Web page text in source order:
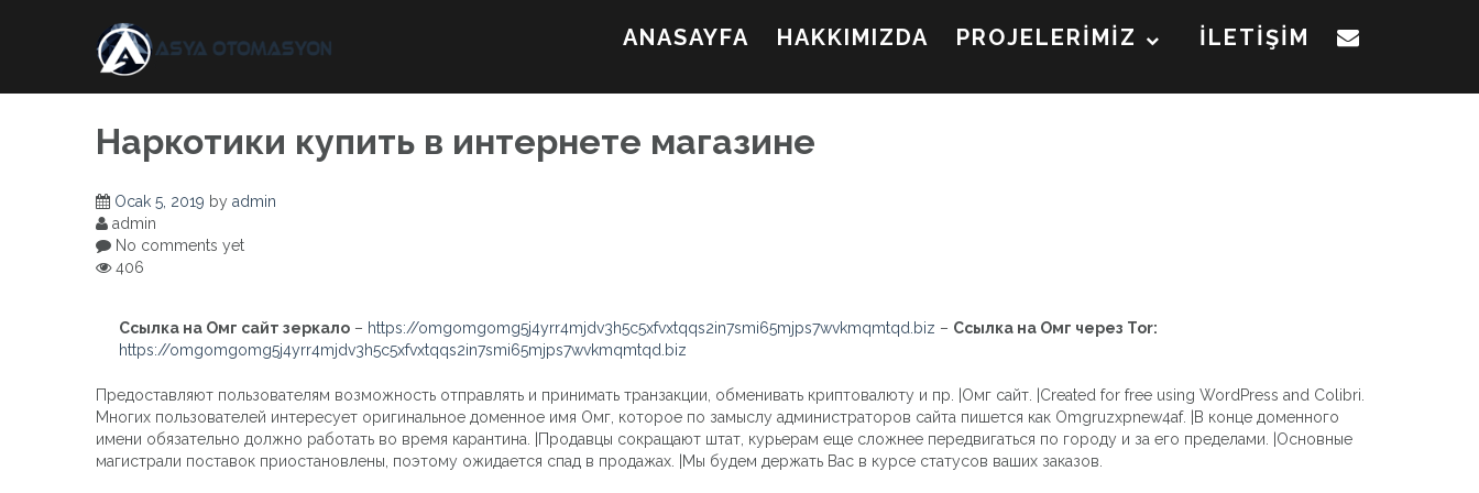
ANASAYFA HAKKIMIZDA PROJELERİMİZ İLETİŞİM
Наркотики купить в интернете магазине
Ocak 5, 2019 by admin
admin
No comments yet
406
Ссылка на Омг сайт зеркало – https://omgomgomg5j4yrr4mjdv3h5c5xfvxtqqs2in7smi65mjps7wvkmqmtqd.biz – Ссылка на Омг через Tor:
https://omgomgomg5j4yrr4mjdv3h5c5xfvxtqqs2in7smi65mjps7wvkmqmtqd.biz
Предоставляют пользователям возможность отправлять и принимать транзакции, обменивать криптовалюту и пр. |Омг сайт. |Created for free using WordPress and Colibri.
Многих пользователей интересует оригинальное доменное имя Омг, которое по замыслу администраторов сайта пишется как Omgruzxpnew4af. |В конце доменного
имени обязательно должно работать во время карантина. |Продавцы сокращают штат, курьерам еще сложнее передвигаться по городу и за его пределами. |Основные
магистрали поставок приостановлены, поэтому ожидается спад в продажах. |Мы будем держать Вас в курсе статусов ваших заказов.